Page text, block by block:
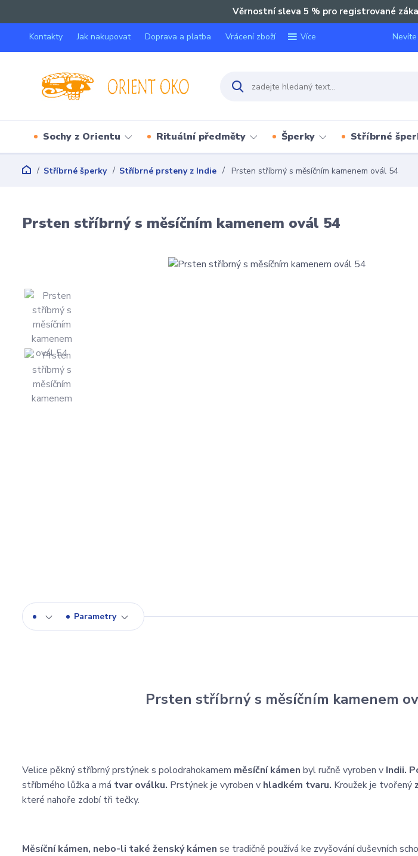
Věrnostní sleva 5 % pro registrované
Kontakty Jak nakupovat Doprava a platba Vrácení zboží Více
Sochy z Orientu Rituální předměty Šperky Stříbrné
Stříbrné šperky Stříbrné prsteny z Indie Prsten stříbrný s měsíčním kamenem ovál 54
Prsten stříbrný s měsíčním kamenem ovál 54
Parametry
Prsten stříbrný s měsíčním kamenem
Velice pěkný stříbrný prstýnek s polodrahokamem měsíční kámen byl ručně vyroben v Indii.
stříbrného lůžka a má tvar oválku. Prstýnek je vyroben v hladkém tvaru. Kroužek je tvořený
které nahoře zdobí tři tečky.
Měsíční kámen, nebo-li také ženský kámen se tradičně používá ke zvyšování duševních